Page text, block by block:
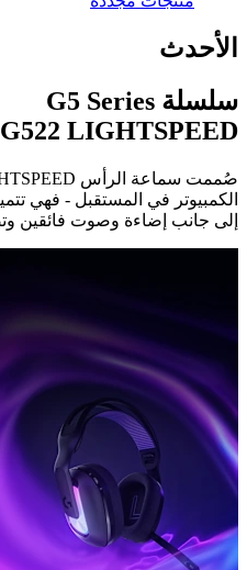
الأحدث
سلسلة G5 Series
G522 LIGHTSPEED
الكمبيوتر في المستقبل - فهي
إلى جانب إضاءة وصوت فائقين